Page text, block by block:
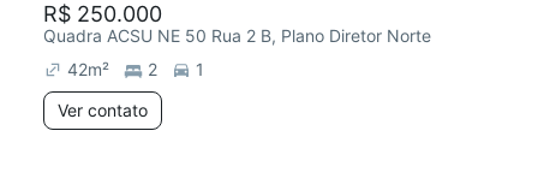
R$ 250.000
Quadra ACSU NE 50 Rua 2 B, Plano Diretor Norte
42m² 2
1
Ver contato